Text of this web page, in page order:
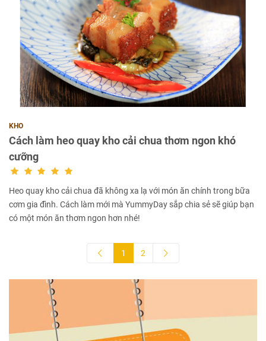
KHO
Cách làm heo quay kho cải chua thơm ngon khó
cưỡng
Heo quay kho cải chua đã không xa lạ với món ăn chính trong bữa
cơm gia đình. Cách làm mới mà YummyDay sắp chia sẻ sẽ giúp bạn
có một món ăn thơm ngon hơn nhé!
1 2